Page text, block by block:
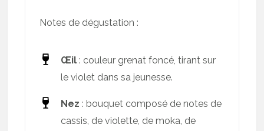
Notes de dégustation :
Œil: couleur grenat foncé, tirant sur
le violet dans sa jeunesse.
Nez : bouquet composé de notes de
cassis, de violette, de moka, de